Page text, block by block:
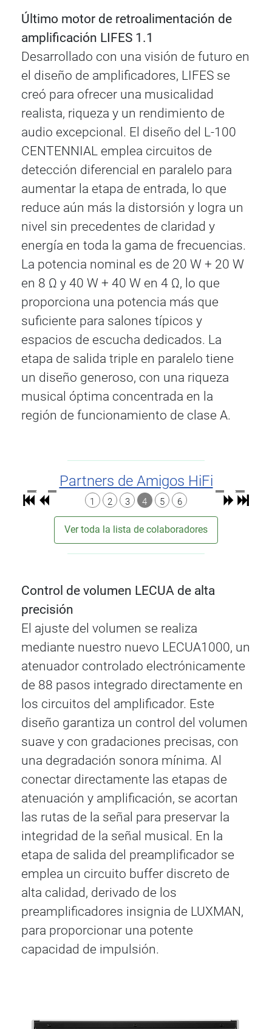
Último motor de retroalimentación de
amplificación LIFES 1.1
Desarrollado con una visión de futuro en
el diseño de amplificadores, LIFES se
creó para ofrecer una musicalidad
realista, riqueza y un rendimiento de
audio excepcional. El diseño del L-100
CENTENNIAL emplea circuitos de
detección diferencial en paralelo para
aumentar la etapa de entrada, lo que
reduce aún más la distorsión y logra un
nivel sin precedentes de claridad y
energía en toda la gama de frecuencias.
La potencia nominal es de 20 W + 20 W
en 8 Ω y 40 W + 40 W en 4 Ω, lo que
proporciona una potencia más que
suficiente para salones típicos y
espacios de escucha dedicados. La
etapa de salida triple en paralelo tiene
un diseño generoso, con una riqueza
musical óptima concentrada en la
región de funcionamiento de clase A.
Partners de Amigos HiFi
1 2 3 4 5 6
Ver toda la lista de colaboradores
Control de volumen LECUA de alta
precisión
El ajuste del volumen se realiza
mediante nuestro nuevo LECUA1000, un
atenuador controlado electrónicamente
de 88 pasos integrado directamente en
los circuitos del amplificador. Este
diseño garantiza un control del volumen
suave y con gradaciones precisas, con
una degradación sonora mínima. Al
conectar directamente las etapas de
atenuación y amplificación, se acortan
las rutas de la señal para preservar la
integridad de la señal musical. En la
etapa de salida del preamplificador se
emplea un circuito buffer discreto de
alta calidad, derivado de los
preamplificadores insignia de LUXMAN,
para proporcionar una potente
capacidad de impulsión.